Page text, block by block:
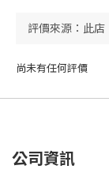
尚未有任何評價
公司資訊